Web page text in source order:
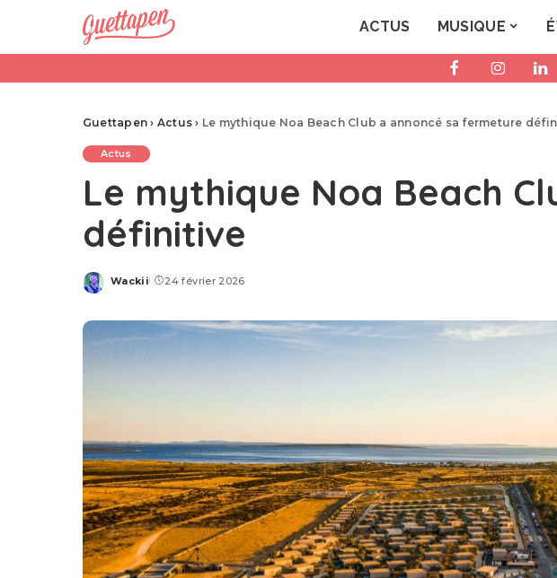
ACTUS MUSIQUE
Guettapen › Actus › Le mythique Noa Beach Club a annoncé sa fermeture
Actus
Le mythique Noa Beach
définitive
Posted
Wackii 24 février 2026